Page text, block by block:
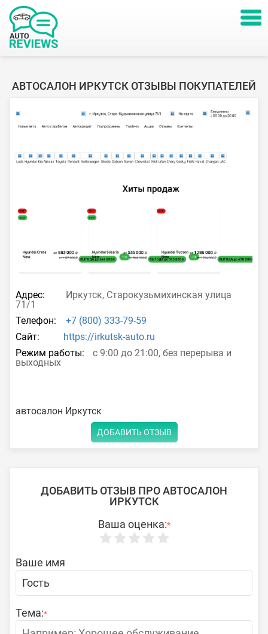
АВТОСАЛОН ИРКУТСК ОТЗЫВЫ ПОКУПАТЕЛЕЙ
Адрес:
Иркутск, Старокузьмихинская улица
71/1
Телефон:
+7 (800) 333-79-59
Сайт:
https://irkutsk-auto.ru
Режим работы:
с 9:00 до 21:00, без перерыва и
выходных
автосалон Иркутск
ДОБАВИТЬ ОТЗЫВ
ДОБАВИТЬ ОТЗЫВ ПРО АВТОСАЛОН
ИРКУТСК
Ваша оценка:*
Ваше имя
Тема:*